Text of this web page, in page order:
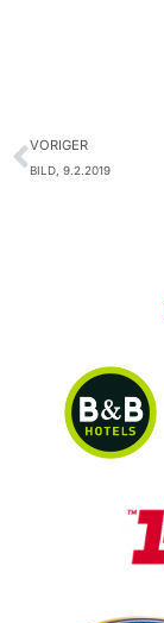
VORIGER
BILD, 9.2.2019